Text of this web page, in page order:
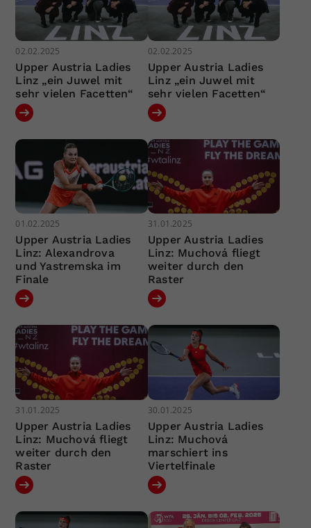
02.02.2025
Upper Austria Ladies
Linz „ein Juwel mit
sehr vielen Facetten“
02.02.2025
Upper Austria Ladies
Linz „ein Juwel mit
sehr vielen Facetten“
01.02.2025
Upper Austria Ladies
Linz: Alexandrova
und Yastremska im
Finale
31.01.2025
Upper Austria Ladies
Linz: Muchová fliegt
weiter durch den
Raster
31.01.2025
Upper Austria Ladies
Linz: Muchová fliegt
weiter durch den
Raster
30.01.2025
Upper Austria Ladies
Linz: Muchová
marschiert ins
Viertelfinale